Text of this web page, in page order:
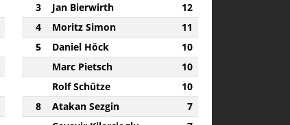
3
Jan Bierwirth
12
4
Moritz Simon
11
5
Daniel Höck
10
Marc Pietsch
10
Rolf Schütze
10
8
Atakan Sezgin
7